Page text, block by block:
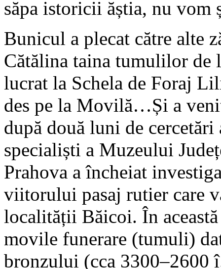
săpa istoricii ăștia, nu
Bunicul a plecat către alte
Cătălina taina tumulilor
lucrat la Schela de Foraj
des pe la Movilă…Și a
după două luni de
specialiști a Muzeului
Prahova a încheiat
viitorului pasaj rutier care
localității Băicoi. În
movile funerare (tumuli)
bronzului (cca 3300–2600